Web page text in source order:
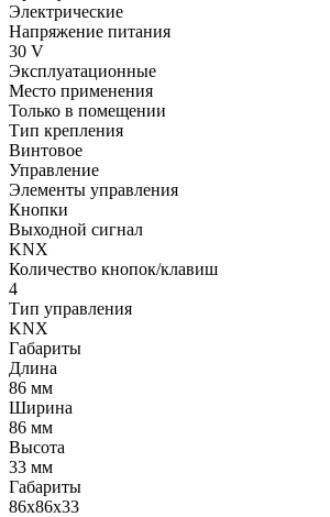
Электрические
Напряжение питания
30 V
Эксплуатационные
Место применения
Только в помещении
Тип крепления
Винтовое
Управление
Элементы управления
Кнопки
Выходной сигнал
KNX
Количество кнопок/клавиш
4
Тип управления
KNX
Габариты
Длина
86 мм
Ширина
86 мм
Высота
33 мм
Габариты
86х86х33